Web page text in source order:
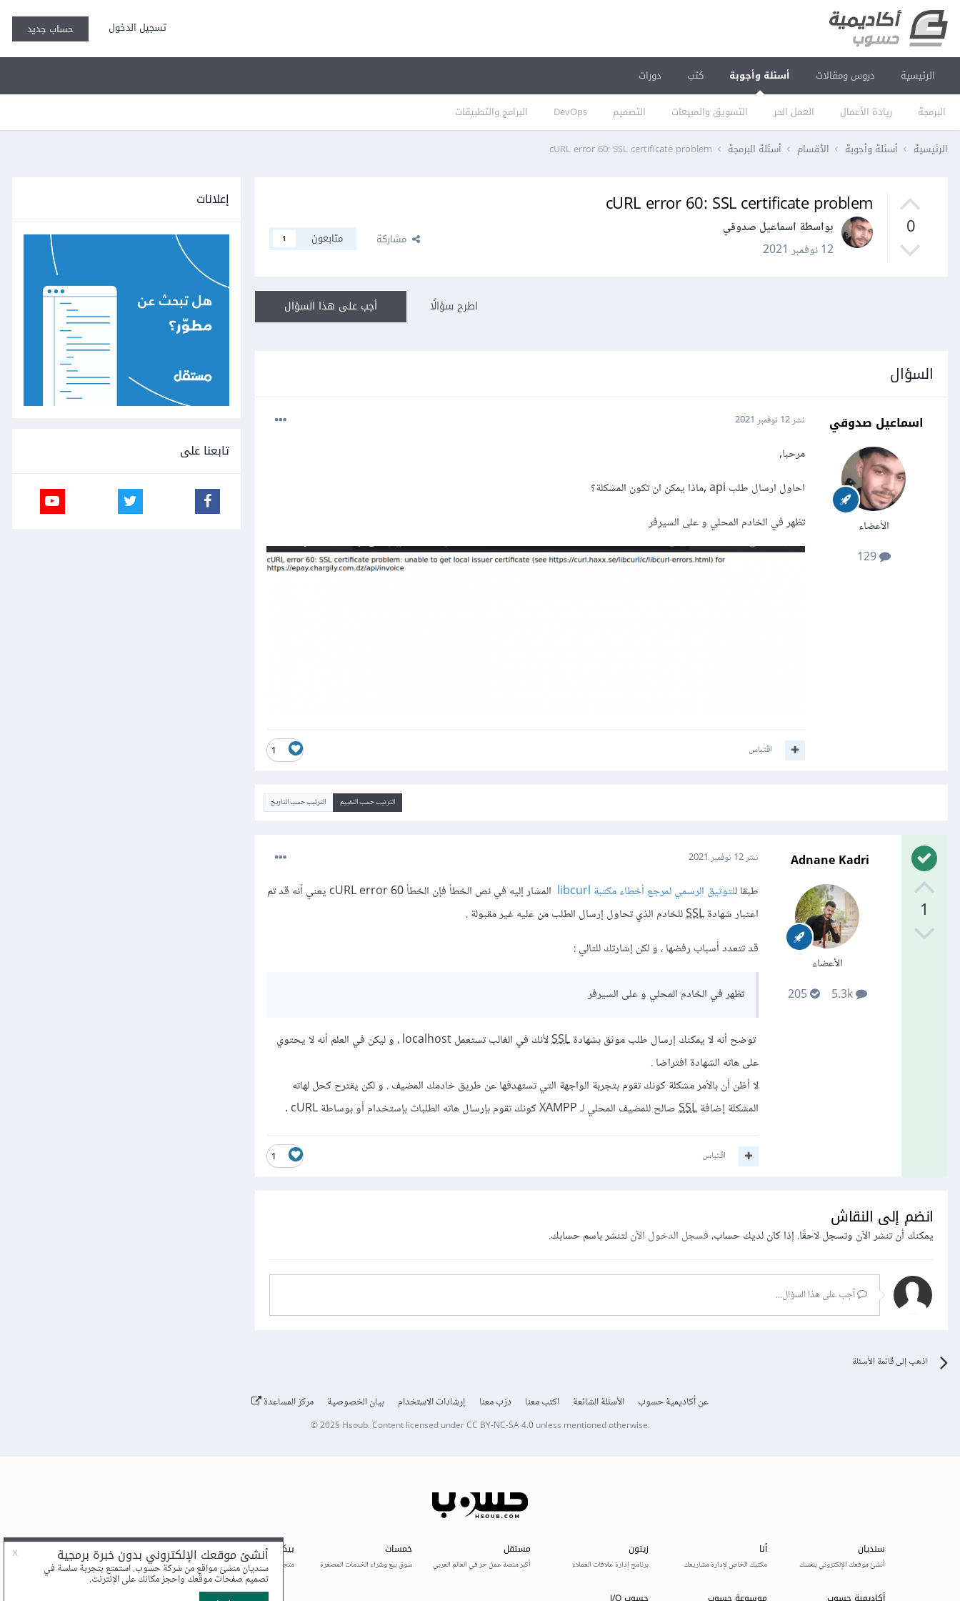
تسجيل الدخول حساب جديد
الرئيسية دروس ومقالات أسئلة وأجوبة
البرمجة ريادة الأعمال العمل الحر التسويق والمبيعات التصميم DevOps البرامج والتطبيقات
كتب دورات
الرئيسية أسئلة وأجوبة الأقسام أسئلة البرمجة cURL error 60: SSL certificate problem
0
cURL error 60: SSL certificate problem
بواسطة اسماعيل صدوقي
12 نوفمبر 2021
مشاركة متابعون 1
أجب على هذا السؤال اطرح سؤالًا
السؤال
اسماعيل صدوقي
الأعضاء
129
نشر12 نوفمبر 2021
مرحبا,
احاول ارسال طلب api ,ماذا يمكن ان تكون المشكلة؟
تظهر في الخادم المحلي و على السيرفر
1 اقتباس
الترتيب حسب التقييم الترتيب حسب التاريخ
1
Adnane Kadri
الأعضاء
5.3k
205
نشر12 نوفمبر 2021
طبقا للتوثيق الرسمي لمرجع أخطاء مكتبة libcurl
المشار إليه في نص الخطأ فإن الخطأ cURL error 60 يعني أنه قد تم
اعتبار شهادةSSLللخادم الذي تحاول إرسال الطلب من عليه غير مقبولة .
قد تتعدد أسباب رفضها ، و لكن إشارتك للتالي :
تظهر في الخادم المحلي و على السيرفر
توضح أنه لا يمكنك إرسال طلب موثق بشهادةSSL
لأنك في الغالب تستعمل localhost ، و ليكن في العلم أنه لا يحتوي
على هاته الشهادة افتراضا .
لا أظن أن بالأمر مشكلة كونك تقوم بتجربة الواجهة التي تستهدفها عن طريق خادمك المضيف . و لكن يقترح كحل لهاته
المشكلة إضافةSSLصالح للمضيف المحلي لـ XAMPP كونك تقوم بإرسال هاته الطلبات بإستخدام أو بوساطة cURL .
1 اقتباس
انضم إلى النقاش
يمكنك أن تنشر الآن وتسجل لاحقًا. إذا كان لديك حساب،فسجل الدخول الآنلتنشر باسم حسابك.
أجب على هذا السؤال...
اذهب إلى قائمة الأسئلة
إعلانات
تابعنا على
عن أكاديمية حسوب الأسئلة الشائعة اكتب معنا درّب معنا إرشادات الاستخدام بيان الخصوصية مركز المساعدة
© 2025 Hsoub.Content licensed underCC BY-NC-SA 4.0unless mentioned otherwise.